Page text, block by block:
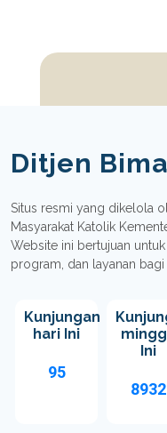
Ditjen
Situs resmi yang dikelola
Masyarakat Katolik
Website ini bertujuan
program, dan layanan
Kunjungan
hari Ini
95
Ini
8932